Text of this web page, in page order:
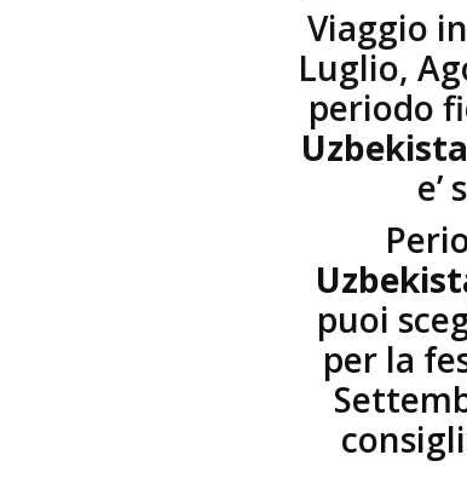
Viaggio
Luglio,
periodo
e’
puoi
per la